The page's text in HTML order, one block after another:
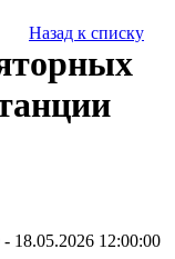
Назад к списку
18.05.2026 12:00:00